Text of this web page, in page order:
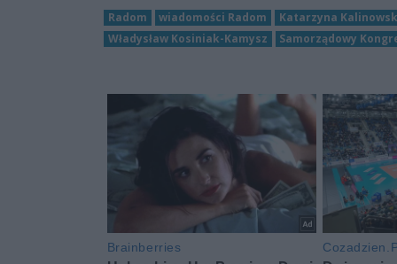
Radom wiadomości Radom Katarzyna
Władysław Kosiniak-Kamysz
Samorządowy